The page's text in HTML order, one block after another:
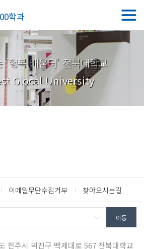
00학과
'행복 배움터' 전북대학교
Glocal University
이메일무단수집거부 찾아오시는길
전주시 덕진구 백제대로 567 전북대학교